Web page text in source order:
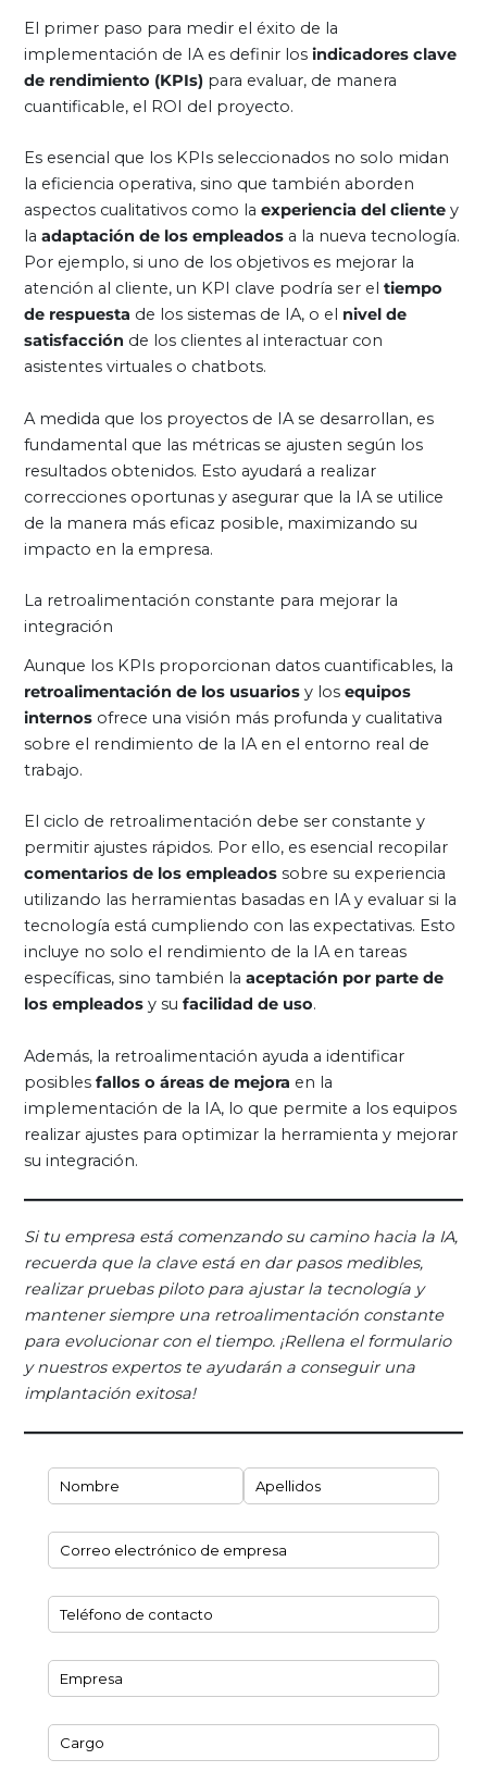
El primer paso para medir el éxito de la
implementación de IA es definir los indicadores clave
de rendimiento (KPIs) para evaluar, de manera
cuantificable, el ROI del proyecto.
Es esencial que los KPIs seleccionados no solo midan
la eficiencia operativa, sino que también aborden
aspectos cualitativos como la experiencia del clientey
la adaptación de los empleadosa la nueva tecnología.
Por ejemplo, si uno de los objetivos es mejorar la
atención al cliente, un KPI clave podría ser el tiempo
de respuesta de los sistemas de IA, o el nivel de
satisfacción de los clientes al interactuar con
asistentes virtuales o chatbots.
A medida que los proyectos de IA se desarrollan, es
fundamental que las métricas se ajusten según los
resultados obtenidos. Esto ayudará a realizar
correcciones oportunas y asegurar que la IA se utilice
de la manera más eficaz posible, maximizando su
impacto en la empresa.
La retroalimentación constante para mejorar la
integración
Aunque los KPIs proporcionan datos cuantificables, la
retroalimentación de los usuariosy los equipos
internosofrece una visión más profunda y cualitativa
sobre el rendimiento de la IA en el entorno real de
trabajo.
El ciclo de retroalimentación debe ser constante y
permitir ajustes rápidos. Por ello, es esencial recopilar
comentarios de los empleadossobre su experiencia
utilizando las herramientas basadas en IA y evaluar si la
tecnología está cumpliendo con las expectativas. Esto
incluye no solo el rendimiento de la IA en tareas
específicas, sino también la aceptación por parte de
los empleadosy su facilidad de uso.
Además, la retroalimentación ayuda a identificar
posibles fallos o áreas de mejora en la
implementación de la IA, lo que permite a los equipos
realizar ajustes para optimizar la herramienta y mejorar
su integración.
Si tu empresa está comenzando su camino hacia la IA,
recuerda que la clave está en dar pasos medibles,
realizar pruebas piloto para ajustar la tecnología y
mantener siempre una retroalimentación constante
para evolucionar con el tiempo. ¡Rellena el formulario
y nuestros expertos te ayudarán a conseguir una
implantación exitosa!
Nombre y Apellidos (necesario)
Correo electrónico de empresa
Teléfono de contacto
Empresa
Cargo